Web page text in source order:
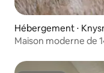
Hébergement ⋅
Maison moderne de